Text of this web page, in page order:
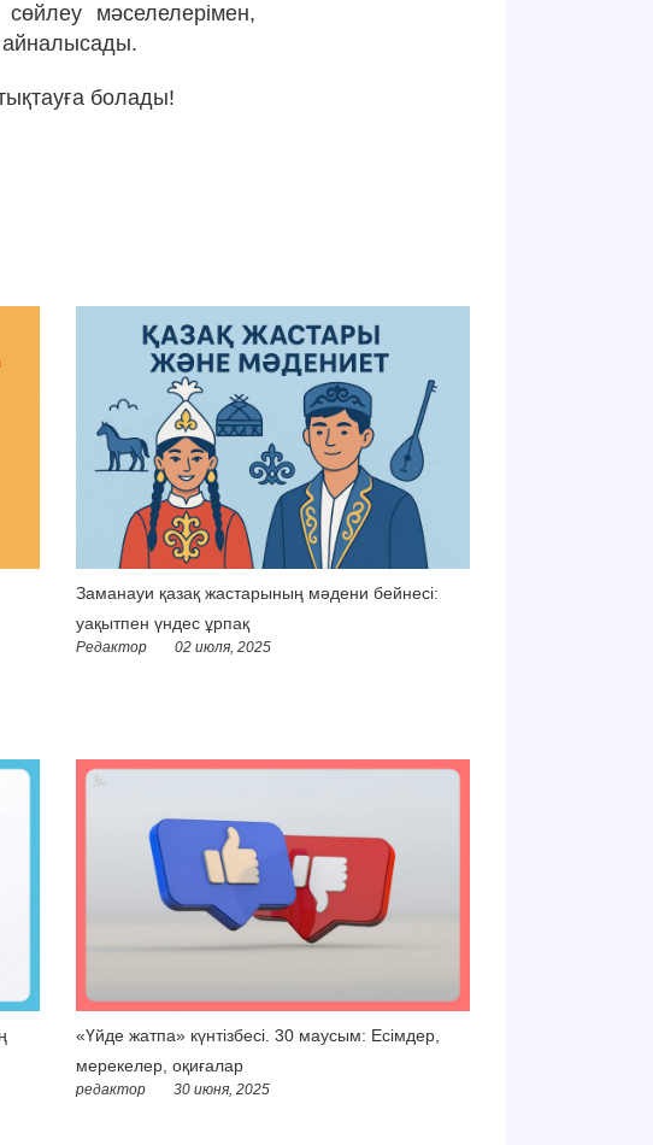
мәселелерімен,
болады!
Заманауи қазақ жастарының мәдени бейнесі:
уақытпен үндес ұрпақ
Редактор 02 июля, 2025
«Үйде жатпа» күнтізбесі. 30 маусым: Есімдер,
мерекелер, оқиғалар
редактор 30 июня, 2025